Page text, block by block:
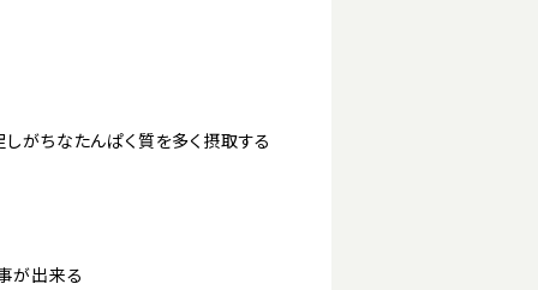
がちなたんぱく質を多く摂取する
が出来る